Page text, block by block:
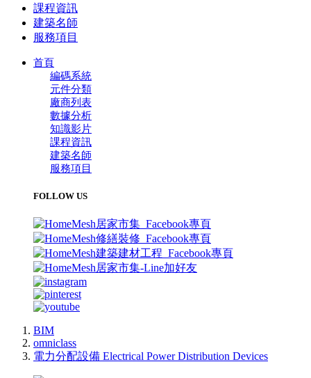
課程資訊
建築名師
服務項目
首頁
編碼系統
元件分類
廠商列表
數據分析
知識影片
課程資訊
建築名師
服務項目
FOLLOW US
BIM
omniclass
電力分配設備 Electrical Power Distribution Devices